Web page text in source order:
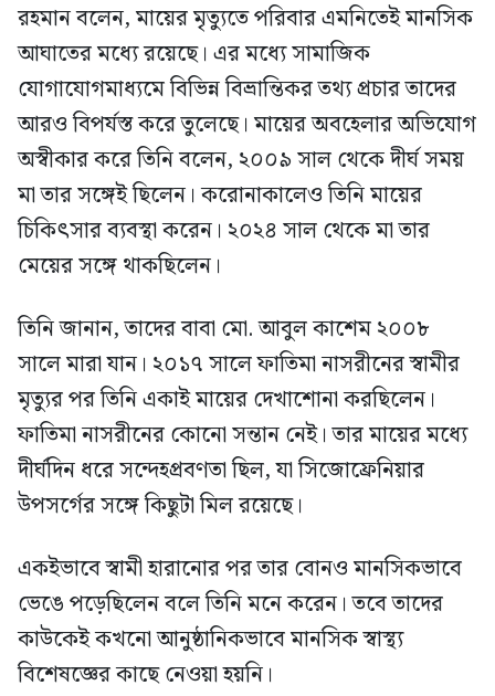
রহমান বলেন, মায়ের মৃত্যুতে পরিবার এমনিতেই মানসিক
আঘাতের মধ্যে রয়েছে। এর মধ্যে সামাজিক
যোগাযোগমাধ্যমে বিভিন্ন বিভ্রান্তিকর তথ্য প্রচার তাদের
আরও বিপর্যস্ত করে তুলেছে। মায়ের অবহেলার অভিযোগ
অস্বীকার করে তিনি বলেন, ২০০৯ সাল থেকে দীর্ঘ সময়
মা তার সঙ্গেই ছিলেন। করোনাকালেও তিনি মায়ের
চিকিৎসার ব্যবস্থা করেন। ২০২৪ সাল থেকে মা তার
মেয়ের সঙ্গে থাকছিলেন।
তিনি জানান, তাদের বাবা মো. আবুল কাশেম ২০০৮
সালে মারা যান। ২০১৭ সালে ফাতিমা নাসরীনের স্বামীর
মৃত্যুর পর তিনি একাই মায়ের দেখাশোনা করছিলেন।
ফাতিমা নাসরীনের কোনো সন্তান নেই। তার মায়ের মধ্যে
দীর্ঘদিন ধরে সন্দেহপ্রবণতা ছিল, যা সিজোফ্রেনিয়ার
উপসর্গের সঙ্গে কিছুটা মিল রয়েছে।
একইভাবে স্বামী হারানোর পর তার বোনও মানসিকভাবে
ভেঙে পড়েছিলেন বলে তিনি মনে করেন। তবে তাদের
কাউকেই কখনো আনুষ্ঠানিকভাবে মানসিক স্বাস্থ্য
বিশেষজ্ঞের কাছে নেওয়া হয়নি।